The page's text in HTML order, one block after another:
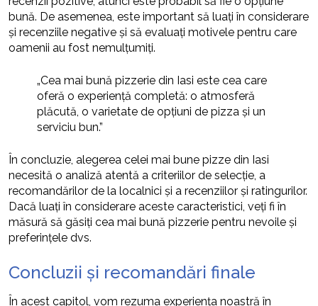
bună. De asemenea, este important să luați în considerare
și recenziile negative și să evaluați motivele pentru care
oamenii au fost nemulțumiți.
„Cea mai bună pizzerie din Iasi este cea care
oferă o experiență completă: o atmosferă
plăcută, o varietate de opțiuni de pizza și un
serviciu bun.”
În concluzie, alegerea celei mai bune pizze din Iasi
necesită o analiză atentă a criteriilor de selecție, a
recomandărilor de la localnici și a recenziilor și ratingurilor.
Dacă luați în considerare aceste caracteristici, veți fi în
măsură să găsiți cea mai bună pizzerie pentru nevoile și
preferințele dvs.
Concluzii și recomandări finale
În acest capitol, vom rezuma experiența noastră în